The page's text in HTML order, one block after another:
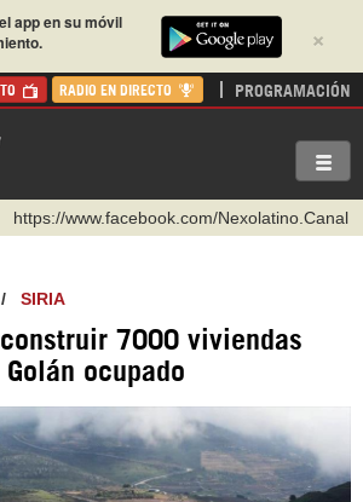
×
app en su móvil
RADIO EN DIRECTO PROGRAMACIÓN
https://www.facebook.com/Nexolatino.Canal
http://twitter.com/nexo_latino
https://t.me/hispantvcanal
https://urmedium.com/c/hispantv
Instagram como: hispan_tv
SIRIA
7000 viviendas
ocupado